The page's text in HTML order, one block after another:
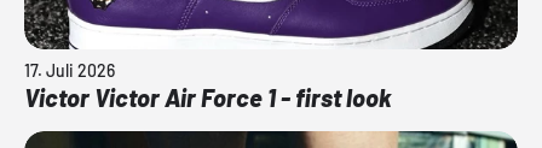
17. Juli 2026
Victor Victor Air Force 1 - first look